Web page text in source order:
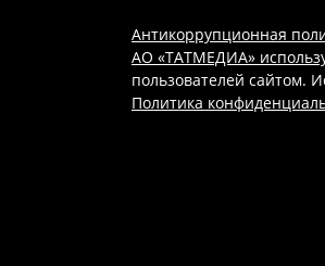
Антикоррупционная
АО «ТАТМЕДИА»
пользователей сайтом.
Политика